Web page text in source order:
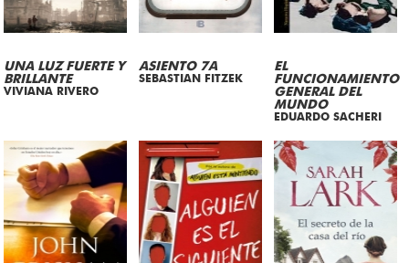
UNA LUZ FUERTE Y
BRILLANTE
VIVIANA RIVERO
ASIENTO 7A
SEBASTIAN FITZEK
EL
FUNCIONAMIENTO
GENERAL DEL
MUNDO
EDUARDO SACHERI